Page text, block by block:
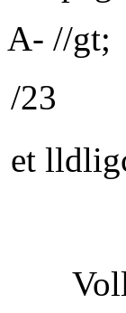
A- //gt;
/23
et